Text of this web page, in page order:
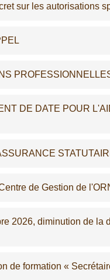
sur les autorisations
DE DATE POUR
de Gestion de
2026, diminution de la
de formation «